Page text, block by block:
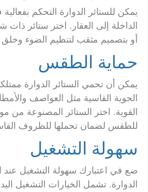
يمكن للستائر الدوارة التحكم
الداخلة إلى العقار. اختر ستائر ذات
أو بتصميم مثقب لتنظيم الضوء وخلق
حماية الطقس
يمكن أن تحمي الستائر الدوارة
الجوية القاسية مثل العواصف
القوية. اختر الستائر المصنوعة من
للطقس لضمان تحملها للظروف
سهولة التشغيل
ضع في اعتبارك سهولة التشغيل عند
الدوارة. تشمل الخيارات التشغيل